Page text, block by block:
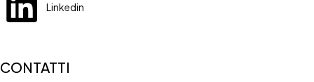
Linkedin
CONTATTI